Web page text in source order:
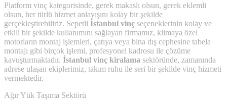
Platform vinç kategorisinde, gerek makaslı olsun, gerek eklemli
olsun, her türlü hizmet anlayışını kolay bir şekilde
gerçekleştirebiliriz. Sepetli İstanbul vinç seçeneklerinin kolay ve
etkili bir şekilde kullanımını sağlayan firmamız, klimaya özel
motorların montaj işlemleri, çatıya veya bina dış cephesine tabela
montajı gibi birçok işlemi, profesyonel kadrosu ile çözüme
kavuşturmaktadır. İstanbul vinç kiralama sektöründe, zamanında
adrese ulaşan ekiplerimiz, takım ruhu ile seri bir şekilde vinç hizmeti
vermektedir.
Ağır Yük Taşıma Sektörü